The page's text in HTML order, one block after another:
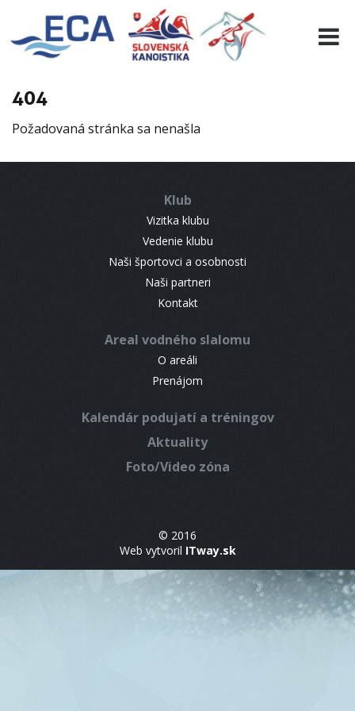
404
Požadovaná stránka sa nenašla
Klub
Vizitka klubu
Vedenie klubu
Naši športovci a osobnosti
Naši partneri
Kontakt
Areal vodného slalomu
O areáli
Prenájom
Kalendár podujatí a tréningov
Aktuality
Foto/Video zóna
© 2016
Web vytvoril ITway.sk
EURO 19
INFO
RESULTS
CONTACT